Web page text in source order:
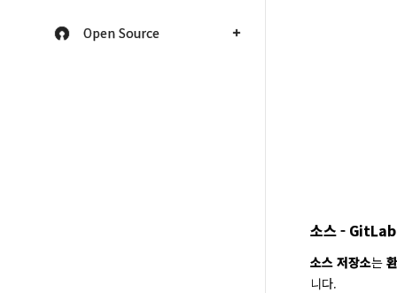
Open Source
소스 - GitLab
소스 저장소는
니다.